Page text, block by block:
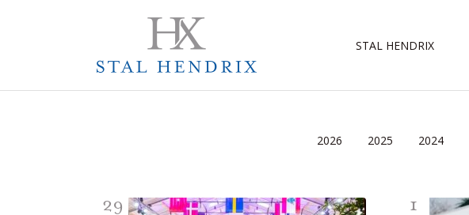
STAL HENDRIX
2026 2025 2024
29 1